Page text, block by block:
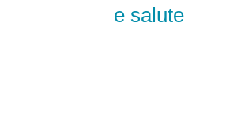
e salute